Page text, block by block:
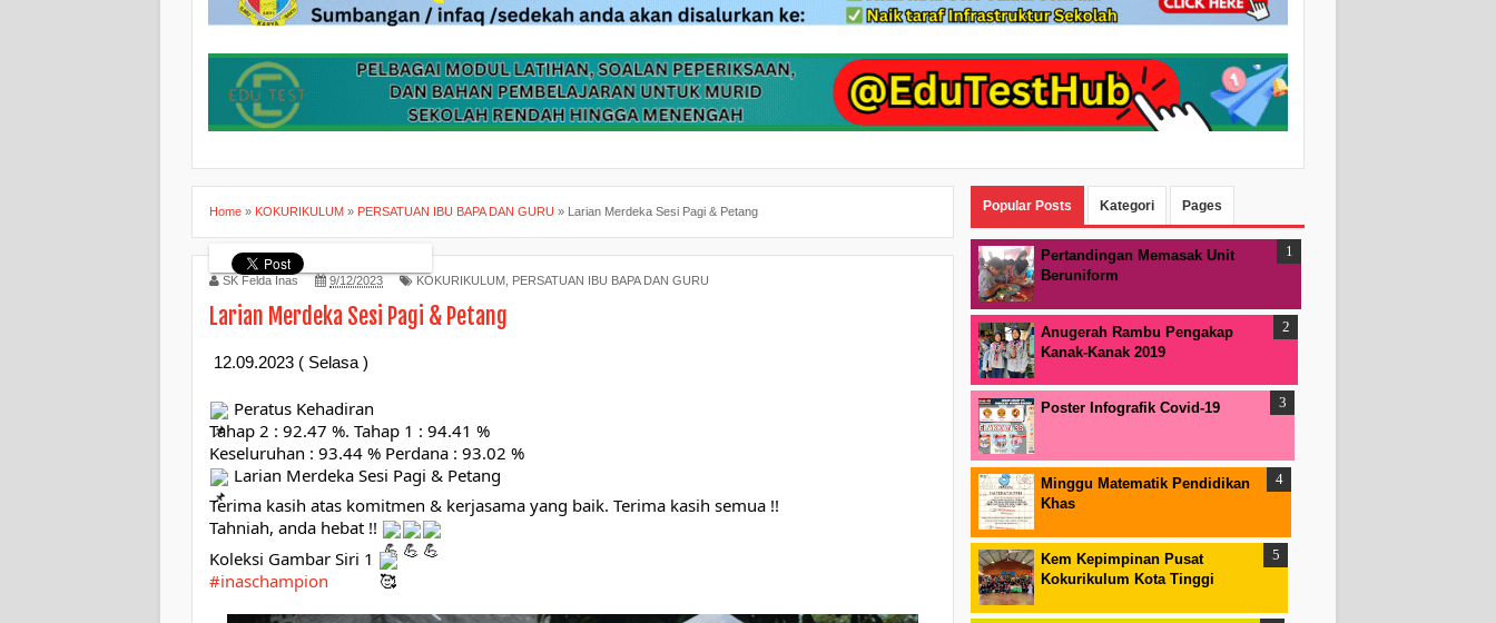
Home » KOKURIKULUM » PERSATUAN IBU BAPA DAN GURU » Larian Merdeka Sesi Pagi & Petang
SK Felda Inas 9/12/2023 KOKURIKULUM PERSATUAN IBU BAPA DAN GURU
Larian Merdeka Sesi Pagi & Petang
12.09.2023 ( Selasa )
Peratus Kehadiran
Tahap 2 : 92.47 %. Tahap 1 : 94.41 %
Keseluruhan : 93.44 % Perdana : 93.02 %
Larian Merdeka Sesi Pagi & Petang
Terima kasih atas komitmen & kerjasama yang baik. Terima kasih semua !!
Tahniah, anda hebat !!
Koleksi Gambar Siri 1
#inaschampion
Popular Posts Kategori Pages
Pertandingan Memasak Unit
Beruniform
Anugerah Rambu Pengakap
Kanak-Kanak 2019
Poster Infografik Covid-19
Minggu Matematik Pendidikan
Khas
Kem Kepimpinan Pusat
Kokurikulum Kota Tinggi